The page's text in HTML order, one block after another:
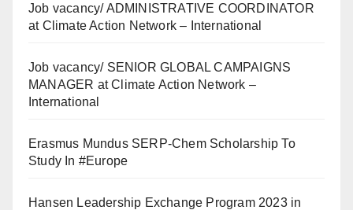
Job vacancy/ ADMINISTRATIVE COORDINATOR
at Climate Action Network – International
Job vacancy/ SENIOR GLOBAL CAMPAIGNS
MANAGER at Climate Action Network –
International
Erasmus Mundus SERP-Chem Scholarship To
Study In #Europe
Hansen Leadership Exchange Program 2023 in